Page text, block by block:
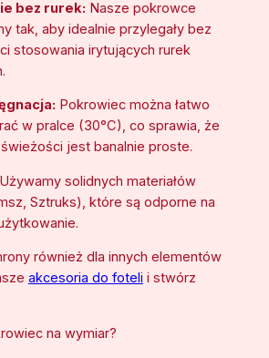
bez rurek: Nasze pokrowce
tak, aby idealnie przylegały bez
stosowania irytujących rurek
Pokrowiec można łatwo
w pralce (30°C), co sprawia, że
jest banalnie proste.
Używamy solidnych materiałów
Sztruks), które są odporne na
również dla innych elementów
akcesoria do foteli i stwórz
na wymiar?